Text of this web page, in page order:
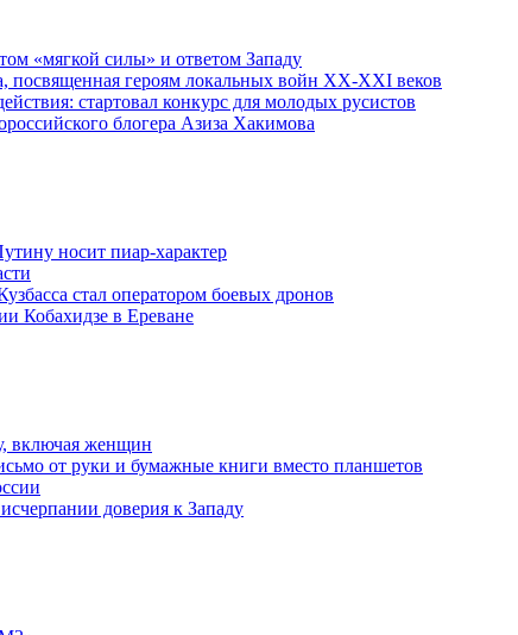
«мягкой силы» и ответом Западу
посвященная героям локальных войн XX-XXI веков
стартовал конкурс для молодых русистов
блогера Азиза Хакимова
носит пиар-характер
стал оператором боевых дронов
Кобахидзе в Ереване
включая женщин
от руки и бумажные книги вместо планшетов
доверия к Западу